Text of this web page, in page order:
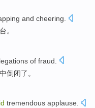
and cheering
。
of fraud
倒闭了 。
tremendous applause.